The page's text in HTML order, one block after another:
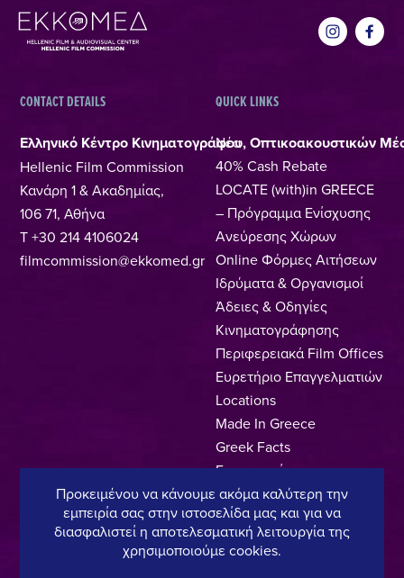
CONTACT DETAILS
Ελληνικό Κέντρο Κινηματογράφου, Οπτικοακουστικών
Hellenic Film Commission
Κανάρη 1 & Ακαδημίας,
106 71, Αθήνα
T +30 214 4106024
filmcommission@ekkomed.gr
QUICK LINKS
Νέα
40% Cash Rebate
LOCATE (with)in GREECE
– Πρόγραμμα Ενίσχυσης
Ανεύρεσης Χώρων
Online Φόρμες Αιτήσεων
Ιδρύματα & Οργανισμοί
Άδειες & Οδηγίες
Κινηματογράφησης
Περιφερειακά Film Offices
Ευρετήριο Επαγγελματιών
Locations
Made In Greece
Greek Facts
Επικοινωνία
Πολιτική Απορρήτου Όροι Χρήσης Πολιτική Cookies
Προκειμένου να κάνουμε ακόμα καλύτερη την
εμπειρία σας στην ιστοσελίδα μας και για να
διασφαλιστεί η αποτελεσματική λειτουργία της
χρησιμοποιούμε cookies.